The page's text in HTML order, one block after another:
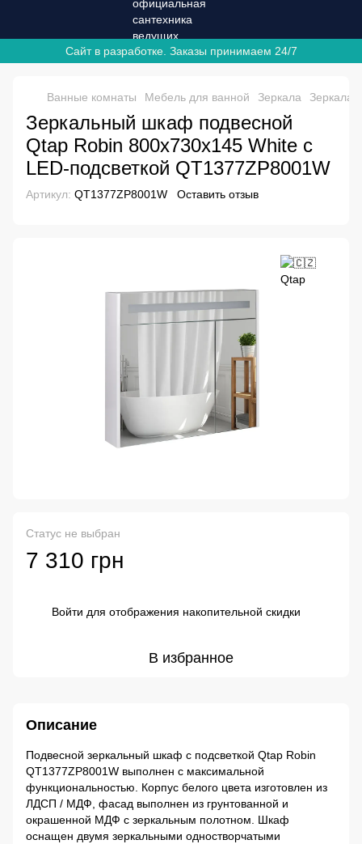
Сайт в разработке. Заказы принимаем 24/7
Ванные комнаты Мебель для ванной Зеркала
Зеркальный шкаф подвесной
Qtap Robin 800х730х145 White с
LED-подсветкой QT1377ZP8001W
Артикул: QT1377ZP8001W Оставить отзыв
Статус не выбран
7 310 грн
Войти для отображения накопительной скидки
В избранное
Описание
Подвесной зеркальный шкаф с подсветкой Qtap Robin
QT1377ZP8001W выполнен с максимальной
функциональностью. Корпус белого цвета изготовлен из
ЛДСП / МДФ, фасад выполнен из грунтованной и
окрашенной МДФ с зеркальным полотном. Шкаф
оснащен двумя зеркальными одностворчатыми